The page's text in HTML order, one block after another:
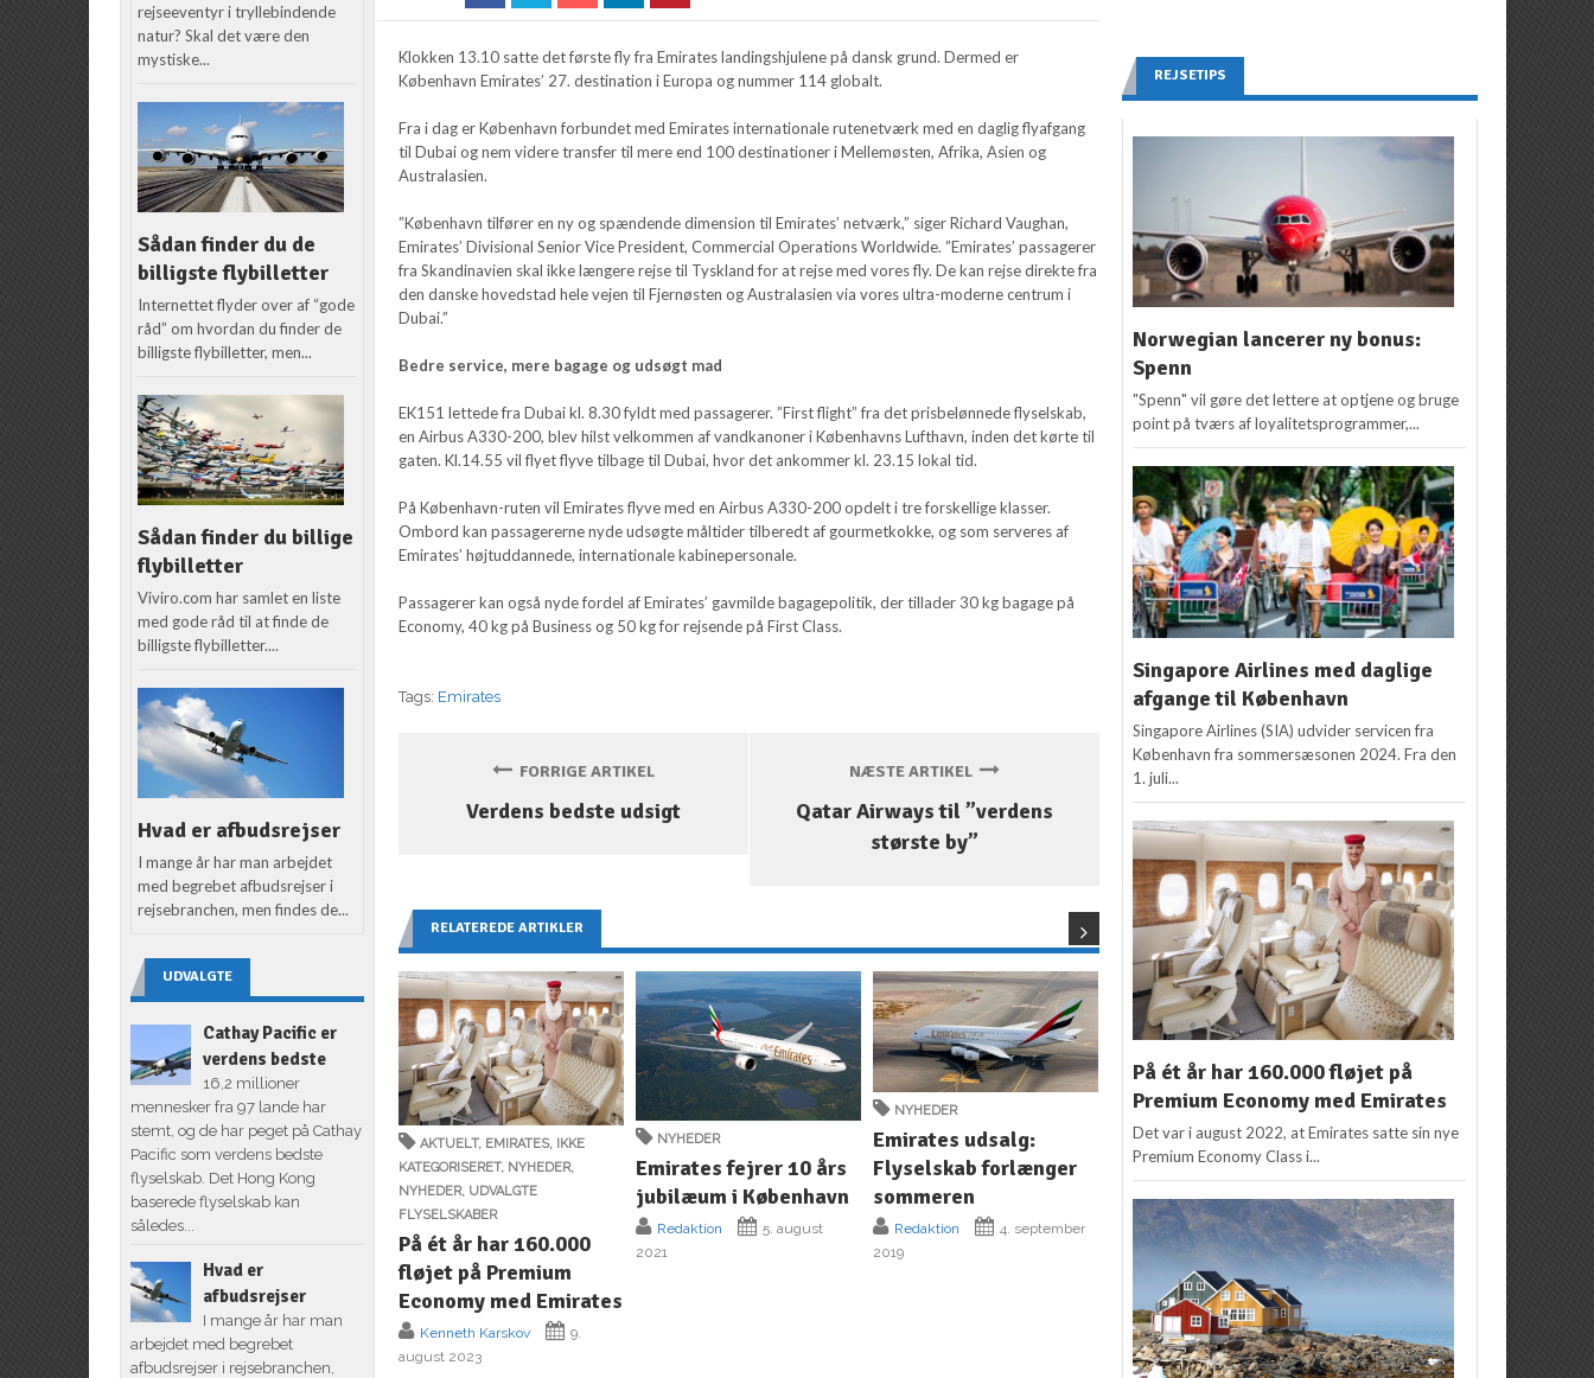
Klokken 13.10 satte det første fly fra Emirates landingshjulene på dansk grund. Dermed er
København Emirates’ 27. destination i Europa og nummer 114 globalt.
Fra i dag er København forbundet med Emirates internationale rutenetværk med en daglig flyafgang
til Dubai og nem videre transfer til mere end 100 destinationer i Mellemøsten, Afrika, Asien og
Australasien.
”København tilfører en ny og spændende dimension til Emirates’ netværk,” siger Richard Vaughan,
Emirates’ Divisional Senior Vice President, Commercial Operations Worldwide. ”Emirates’ passagerer
fra Skandinavien skal ikke længere rejse til Tyskland for at rejse med vores fly. De kan rejse direkte fra
den danske hovedstad hele vejen til Fjernøsten og Australasien via vores ultra-moderne centrum i
Dubai.”
Bedre service, mere bagage og udsøgt mad
EK151 lettede fra Dubai kl. 8.30 fyldt med passagerer. ”First flight” fra det prisbelønnede flyselskab,
en Airbus A330-200, blev hilst velkommen af vandkanoner i Københavns Lufthavn, inden det kørte til
gaten. Kl.14.55 vil flyet flyve tilbage til Dubai, hvor det ankommer kl. 23.15 lokal tid.
På København-ruten vil Emirates flyve med en Airbus A330-200 opdelt i tre forskellige klasser.
Ombord kan passagererne nyde udsøgte måltider tilberedt af gourmetkokke, og som serveres af
Emirates’ højtuddannede, internationale kabinepersonale.
Passagerer kan også nyde fordel af Emirates’ gavmilde bagagepolitik, der tillader 30 kg bagage på
Economy, 40 kg på Business og 50 kg for rejsende på First Class.
Tags: Emirates
FORRIGE ARTIKEL
Verdens bedste udsigt
NÆSTE ARTIKEL
Qatar Airways til ”verdens
største by”
RELATEREDE ARTIKLER
AKTUELT, EMIRATES, IKKE
KATEGORISERET, NYHEDER,
NYHEDER, UDVALGTE
FLYSELSKABER
På ét år har 160.000
fløjet på Premium
Economy med Emirates
Kenneth Karskov
9.
august 2023
NYHEDER
Emirates fejrer 10 års
jubilæum i København
Redaktion
5. august
2021
NYHEDER
Emirates udsalg:
Flyselskab forlænger
sommeren
Redaktion
4. september
2019
NYHEDER
Emirates har verdens
bedste First Class
Redaktion 13. april 2019
NYHEDER
500 heste tager flyet
Redaktion
2018
rejseeventyr i tryllebindende
natur? Skal det være den
mystiske...
Sådan finder du de
billigste flybilletter
Internettet flyder over af “gode
råd” om hvordan du finder de
billigste flybilletter, men...
Sådan finder du billige
flybilletter
Viviro.com har samlet en liste
med gode råd til at finde de
billigste flybilletter....
Hvad er afbudsrejser
I mange år har man arbejdet
med begrebet afbudsrejser i
rejsebranchen, men findes de...
UDVALGTE
Cathay Pacific er
verdens bedste
16,2 millioner
mennesker fra 97 lande har
stemt, og de har peget på Cathay
Pacific som verdens bedste
flyselskab. Det Hong Kong
baserede flyselskab kan
således...
Hvad er
afbudsrejser
I mange år har man
arbejdet med begrebet
afbudsrejser i rejsebranchen,
REJSETIPS
Norwegian lancerer ny bonus:
Spenn
"Spenn" vil gøre det lettere at optjene og bruge
point på tværs af loyalitetsprogrammer,...
Singapore Airlines med daglige
afgange til København
Singapore Airlines (SIA) udvider servicen fra
København fra sommersæsonen 2024. Fra den
1. juli...
På ét år har 160.000 fløjet på
Premium Economy med Emirates
Det var i august 2022, at Emirates satte sin nye
Premium Economy Class i...